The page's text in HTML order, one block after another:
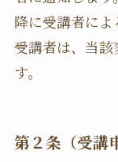
降に受講者によ
受講者は、当
す。
第２条（受講